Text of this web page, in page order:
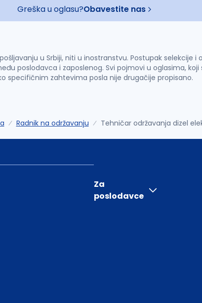
Greška u oglasu?Obavestite nas
u Srbiji, niti u inostranstvu. Postupak selekcije
poslodavca i zaposlenog. Svi pojmovi u oglasima,
specifičnim zahtevima posla nije drugačije propisano.
Radnik na održavanju Tehničar održavanja dizel
Za
poslodavce